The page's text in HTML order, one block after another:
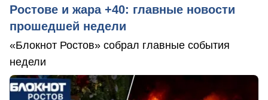
Ростове и жара +40: главные новости
прошедшей недели
«Блокнот Ростов» собрал главные события
недели